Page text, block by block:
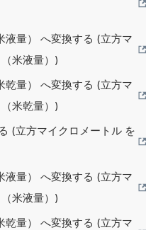
液量） へ変換する (立方マ
米液量）)
乾量） へ変換する (立方マ
米乾量）)
(立方マイクロメートル を
液量） へ変換する (立方マ
米液量）)
乾量） へ変換する (立方マ